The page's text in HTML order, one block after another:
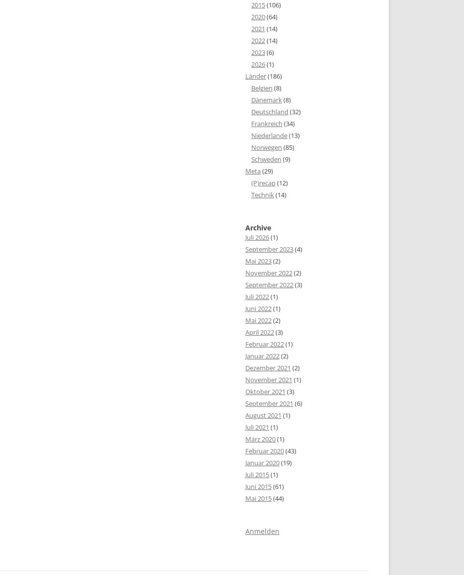
2015(106)
2020(64)
2021 (14)
2022(14)
2023(6)
2026(1)
Länder(186)
Belgien (8)
Dänemark(8)
Deutschland (32)
Frankreich (34)
Niederlande(13)
Norwegen (85)
Schweden (9)
Meta (29)
(P)recap(12)
Technik(14)
Archive
Juli 2026(1)
September 2023(4)
Mai 2023(2)
November 2022(2)
September 2022(3)
Juli 2022(1)
Juni 2022(1)
Mai 2022(2)
April 2022(3)
Februar 2022(1)
Januar 2022(2)
Dezember 2021 (2)
November 2021 (1)
Oktober 2021 (3)
September 2021 (6)
August 2021 (1)
Juli 2021 (1)
März 2020(1)
Februar 2020(43)
Januar 2020(19)
Juli 2015(1)
Juni 2015(61)
Mai 2015(44)
Anmelden